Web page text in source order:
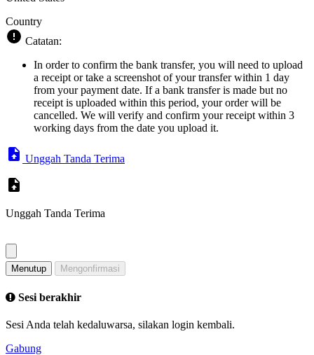
Country
Catatan:
In order to confirm the bank transfer, you will need to upload
a receipt or take a screenshot of your transfer within 1 day
from your payment date. If a bank transfer is made but no
receipt is uploaded within this period, your order will be
cancelled. We will verify and confirm your receipt within 3
working days from the date you upload it.
Unggah Tanda Terima
Unggah Tanda Terima
Menutup Mengonfirmasi
Sesi berakhir
Sesi Anda telah kedaluwarsa, silakan login kembali.
Gabung